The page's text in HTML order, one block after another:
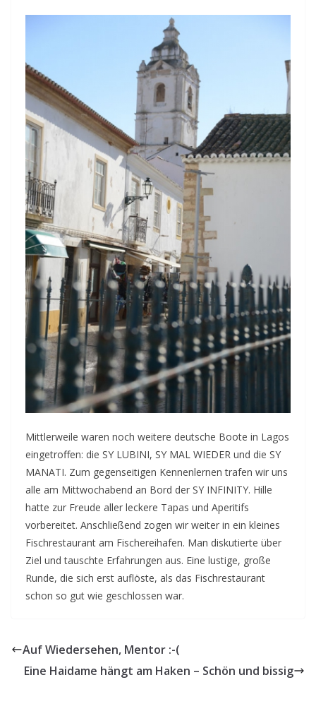
Mittlerweile waren noch weitere deutsche Boote in Lagos
eingetroffen: die SY LUBINI, SY MAL WIEDER und die SY
MANATI. Zum gegenseitigen Kennenlernen trafen wir uns
alle am Mittwochabend an Bord der SY INFINITY. Hille
hatte zur Freude aller leckere Tapas und Aperitifs
vorbereitet. Anschließend zogen wir weiter in ein kleines
Fischrestaurant am Fischereihafen. Man diskutierte über
Ziel und tauschte Erfahrungen aus. Eine lustige, große
Runde, die sich erst auflöste, als das Fischrestaurant
schon so gut wie geschlossen war.
Auf Wiedersehen, Mentor :-(
Eine Haidame hängt am Haken – Schön und bissig